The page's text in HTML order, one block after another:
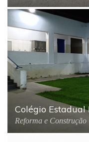
Colégio Estadual
Reforma e Construção